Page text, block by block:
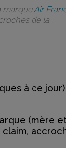
marqueAir
de la
à ce jour)
(mère et
claim,